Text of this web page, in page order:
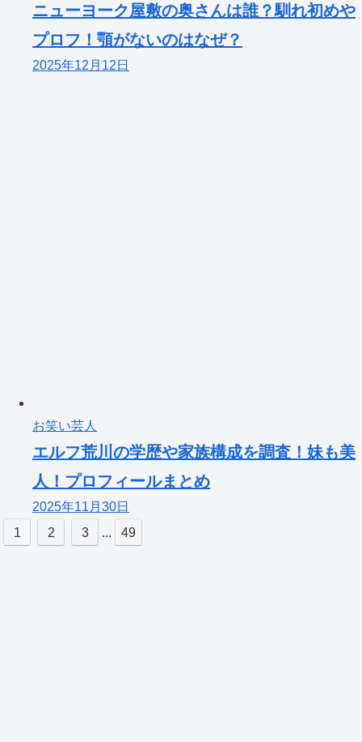
ニューヨーク屋敷の奥さんは誰？馴れ初めや
プロフ！顎がないのはなぜ？
2025年12月12日
お笑い芸人
エルフ荒川の学歴や家族構成を調査！妹も美
人！プロフィールまとめ
2025年11月30日
1
2 3 ... 49